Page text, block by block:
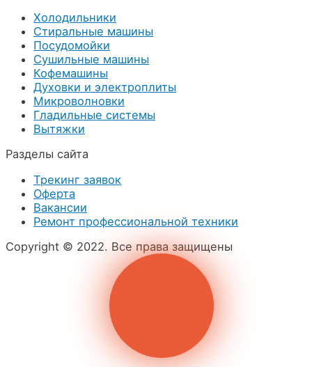
Холодильники
Стиральные машины
Посудомойки
Сушильные машины
Кофемашины
Духовки и электроплиты
Микроволновки
Гладильные системы
Вытяжки
Разделы сайта
Трекинг заявок
Оферта
Вакансии
Ремонт профессиональной техники
Copyright © 2022. Все права защищены